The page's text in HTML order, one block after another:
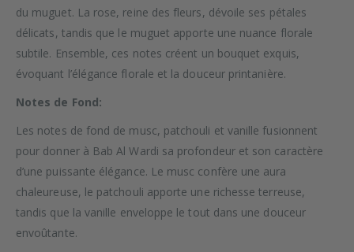
du muguet. La rose, reine des fleurs, dévoile ses pétales
délicats, tandis que le muguet apporte une nuance florale
subtile. Ensemble, ces notes créent un bouquet exquis,
évoquant l’élégance florale et la douceur printanière.
Notes de Fond:
Les notes de fond de musc, patchouli et vanille fusionnent
pour donner à Bab Al Wardi sa profondeur et son caractère
d’une puissante élégance. Le musc confère une aura
chaleureuse, le patchouli apporte une richesse terreuse,
tandis que la vanille enveloppe le tout dans une douceur
envoûtante.